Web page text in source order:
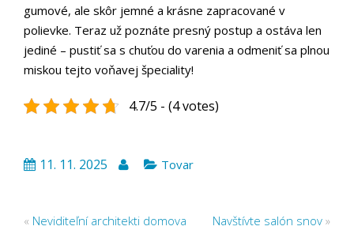
gumové, ale skôr jemné a krásne zapracované v
polievke. Teraz už poznáte presný postup a ostáva len
jediné – pustiť sa s chuťou do varenia a odmeniť sa plnou
miskou tejto voňavej špeciality!
4.7/5 - (4 votes)
11. 11. 2025 Tovar
« Neviditeľní architekti domova Navštívte salón snov »